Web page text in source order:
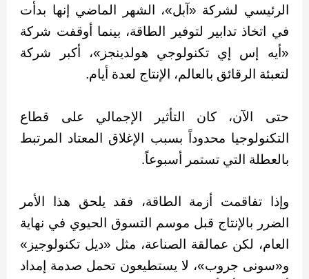
الرئيسي لشركة «آبل»، الشهر الماضي إنها بدأت
في اتخاذ تدابير لتوفير الطاقة، بينما أوقفت شركة
«أيه إس إي تكنولوجي هولدينجز»، أكبر شركة
لتعبئة الرقائق بالعالم، الإنتاج لعدة أيام.
حتى الآن، كان التأثير الإجمالي على قطاع
التكنولوجيا محدوداً بسبب الإغلاق المعتاد المرتبط
بالعطلة التي تستمر أسبوعاً.
وإذا تفاقمت أزمة الطاقة، فقد يلحق هذا الأمر
الضرر بالإنتاج قبل موسم التسوق الحيوي في نهاية
العام، لكن عمالقة الصناعة، مثل «ديل تكنولوجيز»
و«سونى جروب»، لا يستطيعون تحمل صدمة إمداد